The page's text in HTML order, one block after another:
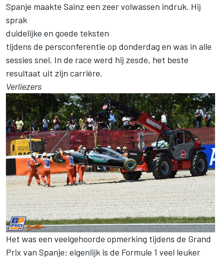
Spanje maakte Sainz een zeer volwassen indruk. Hij
sprak
duidelijke en goede teksten
tijdens de persconferentie op donderdag en was in alle
sessies snel. In de race werd hij zesde, het beste
resultaat uit zijn carrière.
Verliezers
Het was een veelgehoorde opmerking tijdens de Grand
Prix van Spanje: eigenlijk is de Formule 1 veel leuker